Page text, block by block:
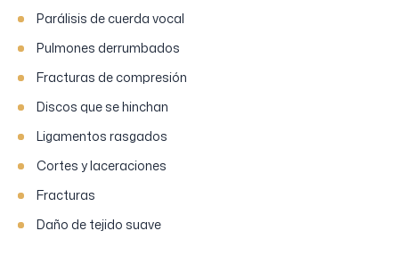
Parálisis de cuerda vocal
Pulmones derrumbados
Fracturas de compresión
Discos que se hinchan
Ligamentos rasgados
Cortes y laceraciones
Fracturas
Daño de tejido suave